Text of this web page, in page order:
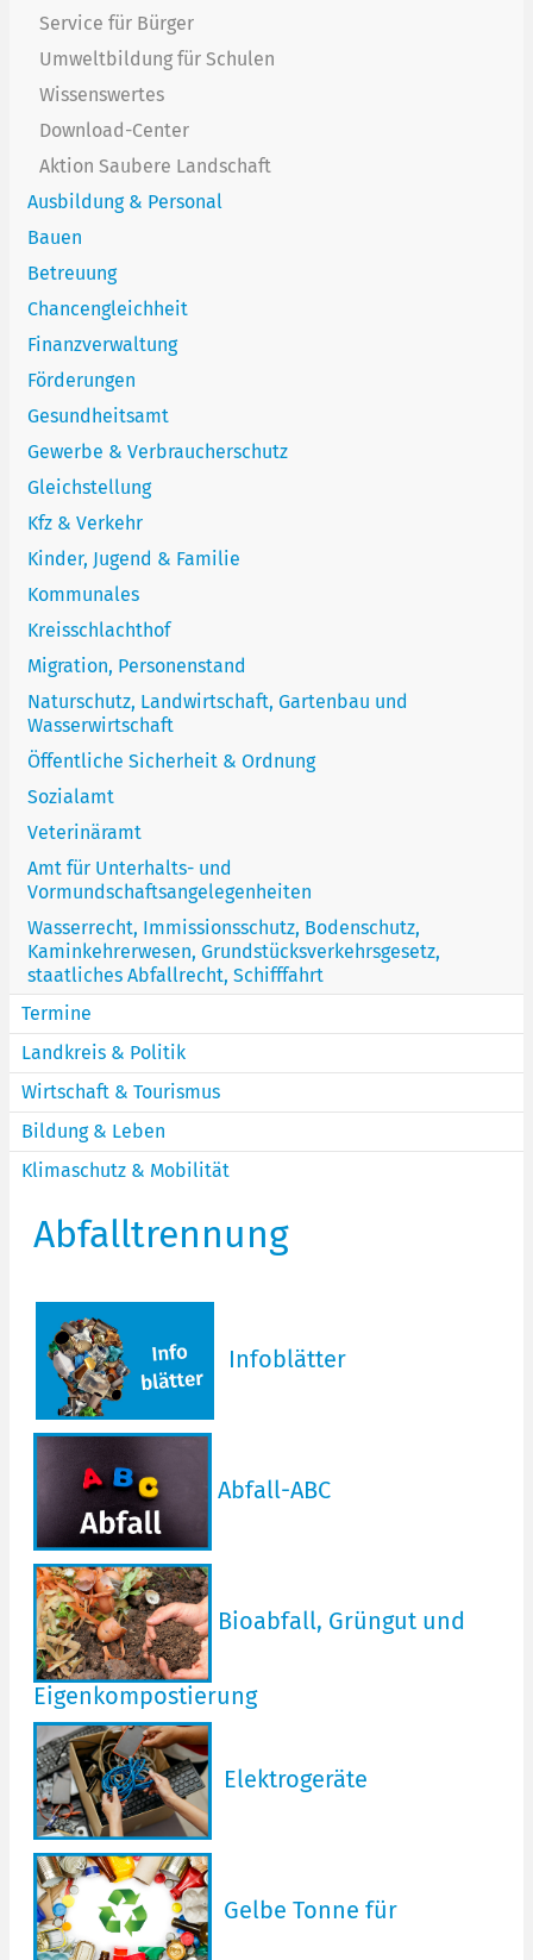
Service für Bürger
Umweltbildung für Schulen
Wissenswertes
Download-Center
Aktion Saubere Landschaft
Ausbildung & Personal
Bauen
Betreuung
Chancengleichheit
Finanzverwaltung
Förderungen
Gesundheitsamt
Gewerbe & Verbraucherschutz
Gleichstellung
Kfz & Verkehr
Kinder, Jugend & Familie
Kommunales
Kreisschlachthof
Migration, Personenstand
Naturschutz, Landwirtschaft, Gartenbau und
Wasserwirtschaft
Öffentliche Sicherheit & Ordnung
Sozialamt
Veterinäramt
Amt für Unterhalts- und
Vormundschaftsangelegenheiten
Wasserrecht, Immissionsschutz, Bodenschutz,
Kaminkehrerwesen, Grundstücksverkehrsgesetz,
staatliches Abfallrecht, Schifffahrt
Termine
Landkreis & Politik
Wirtschaft & Tourismus
Bildung & Leben
Klimaschutz & Mobilität
Abfalltrennung
Infoblätter
Abfall-ABC
Bioabfall, Grüngut und
Eigenkompostierung
Elektrogeräte
Gelbe Tonne für